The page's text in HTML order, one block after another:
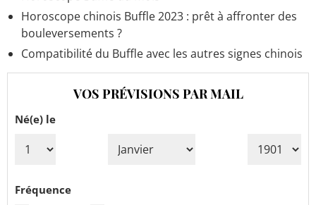
Horoscope chinois Buffle 2023 : prêt à affronter des
bouleversements ?
Compatibilité du Buffle avec les autres signes chinois
VOS PRÉVISIONS PAR MAIL
Né(e) le
Fréquence